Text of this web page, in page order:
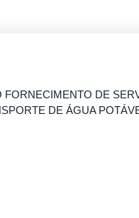
FORNECIMENTO DE
DE ÁGUA